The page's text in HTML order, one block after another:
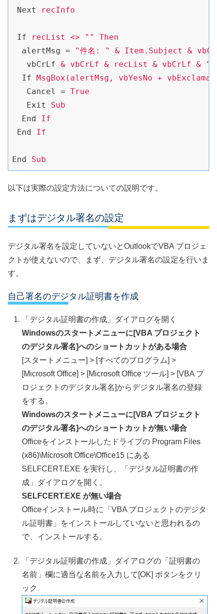
Next
recInfo
If
recList <> "" Then
alertMsg =
"件名: " & Item.Subject &
vbCrLf & vbCrLf & recList & vbCrLf & "上記宛
If MsgBox(alertMsg, vbYesNo +
Cancel
= True
Exit
Sub
End
If
End
If
End Sub
以下は実際の設定方法についての説明です。
まずはデジタル署名の設定
デジタル署名を設定していないとOutlookでVBA プロジェ
クトが使えないので、まず、デジタル署名の設定を行いま
す。
自己署名のデジタル証明書を作成
「デジタル証明書の作成」ダイアログを開く
Windowsのスタートメニューに[VBA プロジェクト
のデジタル署名]へのショートカットがある場合
[スタートメニュー] > [すべてのプログラム] >
[Microsoft Office] > [Microsoft Office ツール] > [VBA プ
ロジェクトのデジタル署名]からデジタル署名の登録
をする。
Windowsのスタートメニューに[VBA プロジェクト
のデジタル署名]へのショートカットが無い場合
Officeをインストールしたドライブの Program Files
(x86)\Microsoft Office\Office15 にある
SELFCERT.EXE を実行し、「デジタル証明書の作
成」ダイアログを開く。
SELFCERT.EXE が無い場合
Officeインストール時に「VBA プロジェクトのデジタ
ル証明書」をインストールしていないと思われるの
で、インストールする。
「デジタル証明書の作成」ダイアログの「証明書の
名前」欄に適当な名前を入力して[OK] ボタンをクリ
ック